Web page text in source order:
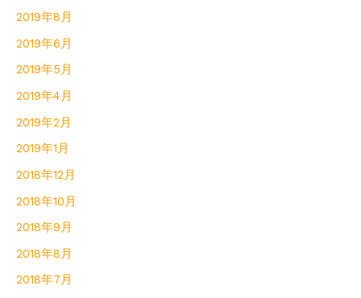
2019年8月
2019年6月
2019年5月
2019年4月
2019年2月
2019年1月
2018年12月
2018年10月
2018年9月
2018年8月
2018年7月